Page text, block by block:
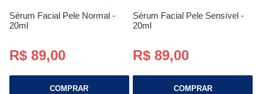
Sérum Facial Pele Normal -
20ml
R$ 89,00
COMPRAR
Sérum Facial Pele Sensível -
20ml
R$ 89,00
COMPRAR